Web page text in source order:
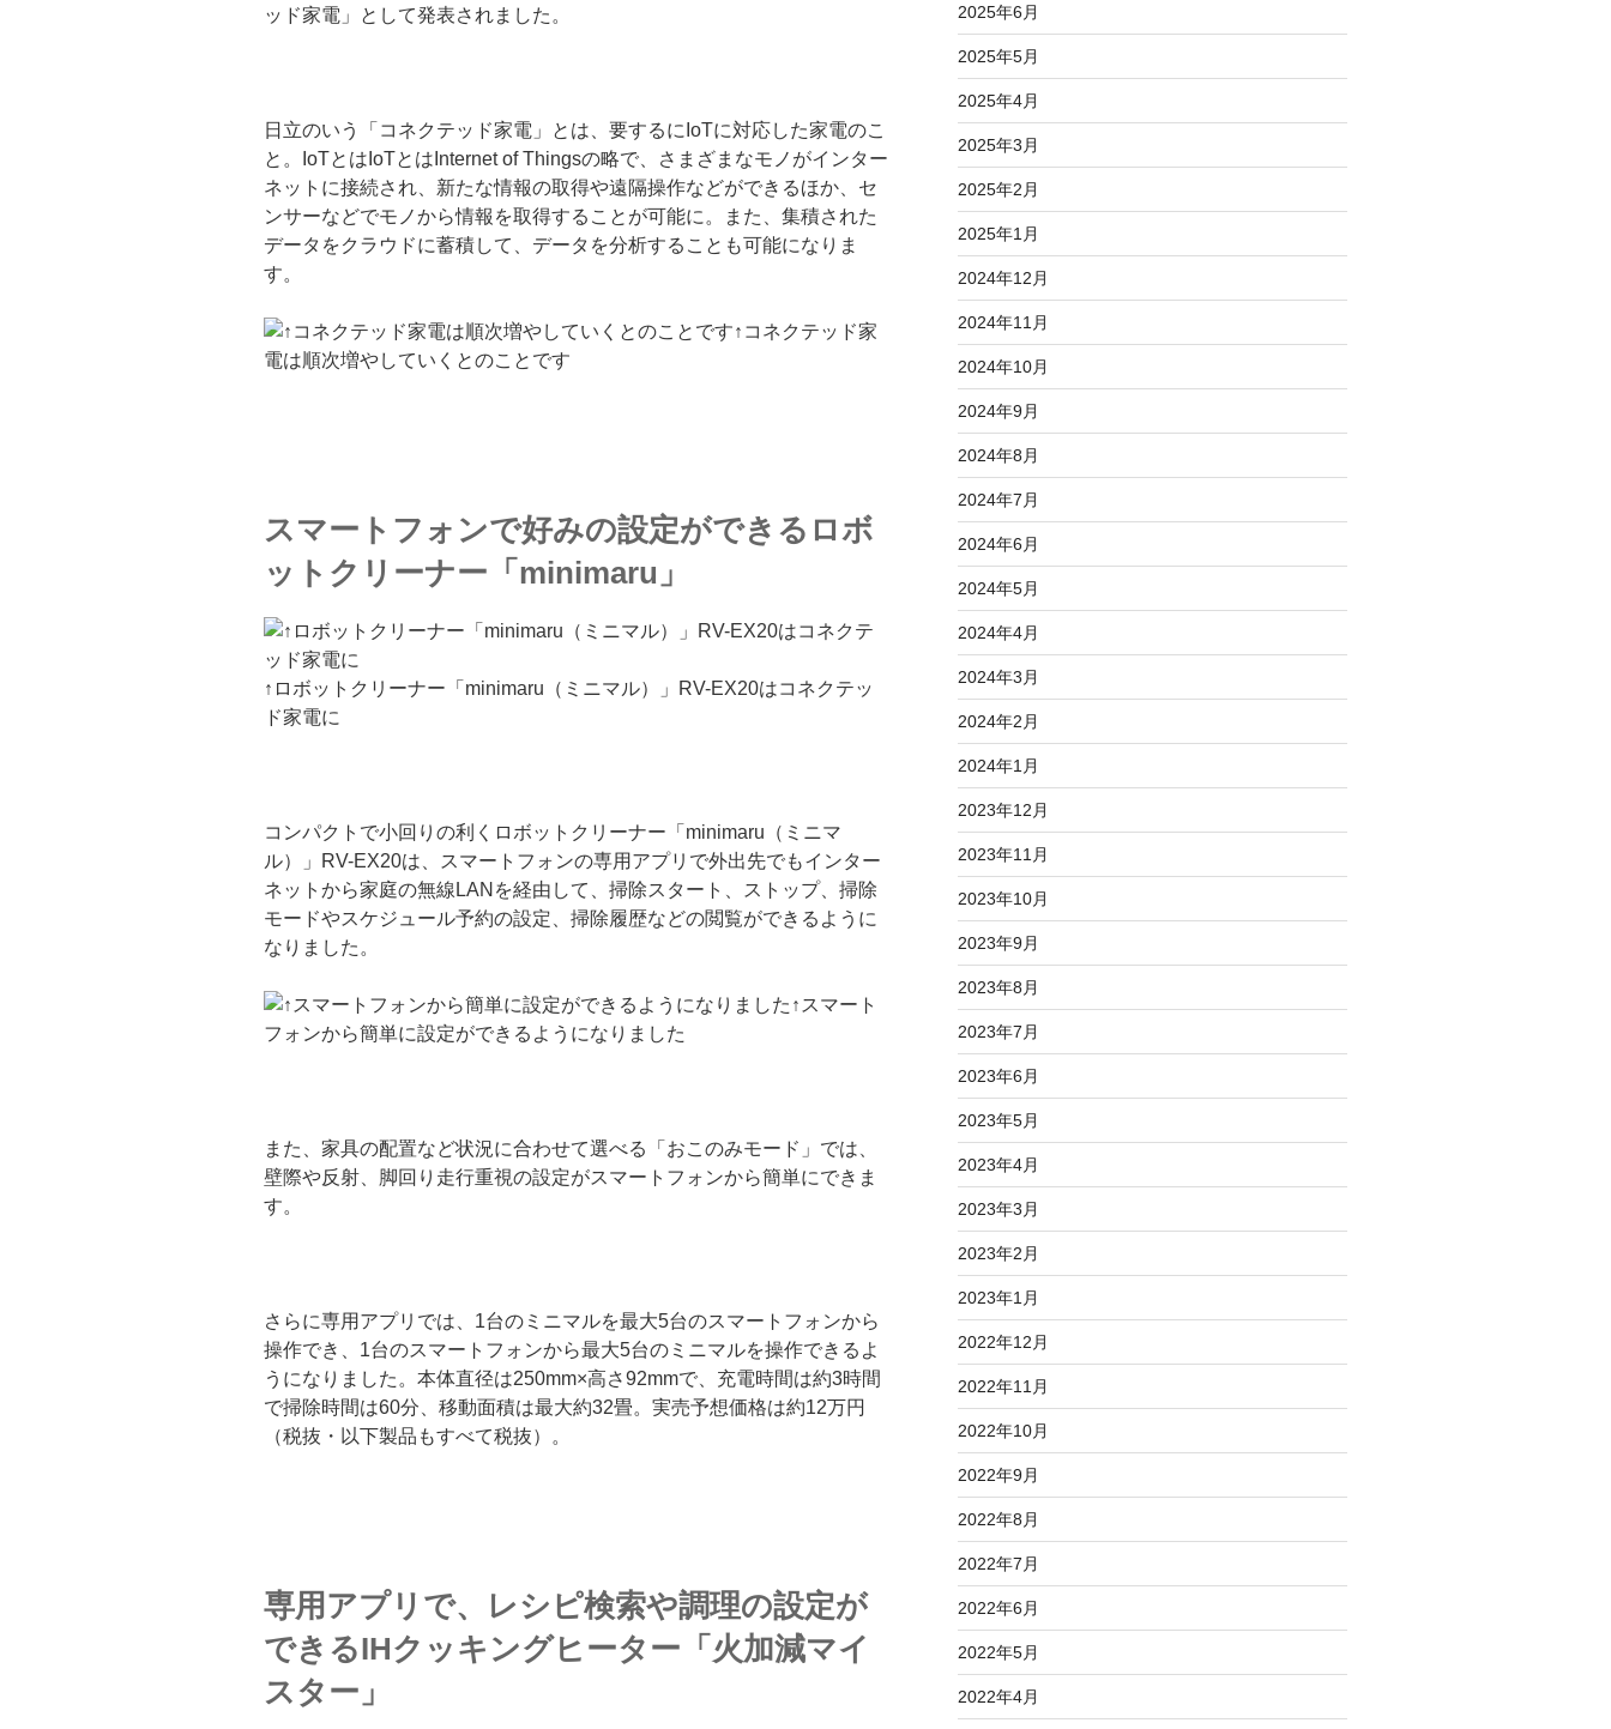
ッド家電」として発表されました。
日立のいう「コネクテッド家電」とは、要するにIoTに対応した家電のこ
と。IoTとはIoTとはInternet of Thingsの略で、さまざまなモノがインター
ネットに接続され、新たな情報の取得や遠隔操作などができるほか、セ
ンサーなどでモノから情報を取得することが可能に。また、集積された
データをクラウドに蓄積して、データを分析することも可能になりま
す。
↑コネクテッド家
電は順次増やしていくとのことです
スマートフォンで好みの設定ができるロボ
ットクリーナー「minimaru」
↑ロボットクリーナー「minimaru（ミニマル）」RV-EX20はコネクテッ
ド家電に
コンパクトで小回りの利くロボットクリーナー「minimaru（ミニマ
ル）」RV-EX20は、スマートフォンの専用アプリで外出先でもインター
ネットから家庭の無線LANを経由して、掃除スタート、ストップ、掃除
モードやスケジュール予約の設定、掃除履歴などの閲覧ができるように
なりました。
↑スマート
フォンから簡単に設定ができるようになりました
また、家具の配置など状況に合わせて選べる「おこのみモード」では、
壁際や反射、脚回り走行重視の設定がスマートフォンから簡単にできま
す。
さらに専用アプリでは、1台のミニマルを最大5台のスマートフォンから
操作でき、1台のスマートフォンから最大5台のミニマルを操作できるよ
うになりました。本体直径は250mm×高さ92mmで、充電時間は約3時間
で掃除時間は60分、移動面積は最大約32畳。実売予想価格は約12万円
（税抜・以下製品もすべて税抜）。
専用アプリで、レシピ検索や調理の設定が
できるIHクッキングヒーター「火加減マイ
スター」
2025年6月
2025年5月
2025年4月
2025年3月
2025年2月
2025年1月
2024年12月
2024年11月
2024年10月
2024年9月
2024年8月
2024年7月
2024年6月
2024年5月
2024年4月
2024年3月
2024年2月
2024年1月
2023年12月
2023年11月
2023年10月
2023年9月
2023年8月
2023年7月
2023年6月
2023年5月
2023年4月
2023年3月
2023年2月
2023年1月
2022年12月
2022年11月
2022年10月
2022年9月
2022年8月
2022年7月
2022年6月
2022年5月
2022年4月